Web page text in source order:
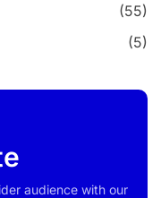
(55)
(5)
audience with our